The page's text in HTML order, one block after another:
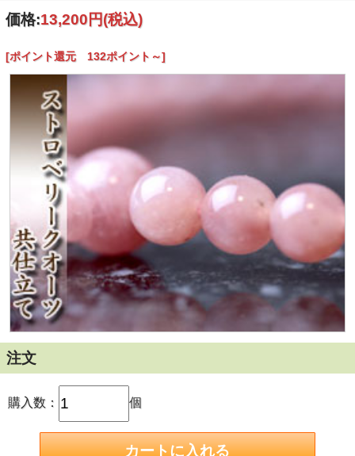
優れた浄化能力を持ち
魔除けの石 と言われる
クォーツ
上品な輝きの
ストロベリークォーツ を用い
京職人が丹精込めて繋ぎ上げた、厳選の逸品！！
女性用数珠（京念珠）
です。
厳選素材-数珠・京念数
丁寧に磨き上げられた、上質のストロベリークォーツ。
上品輝き、手にした時のヒヤッとする感触は天然石の証。
末永くお使い頂ける
女性用数珠（京念珠）です。
７mmサイズの主玉を使用した、標準的な大きさのお数珠で
す。
房には、ストロベリークォーツの透明感をいっそう際立たせ
る、白桃色の頭房を使用しており、とっても落ち着きがある
上品な仕上がりになっています。
価格:13,200円(税込)
[ポイント還元 132ポイント～]
注文
購入数： 個